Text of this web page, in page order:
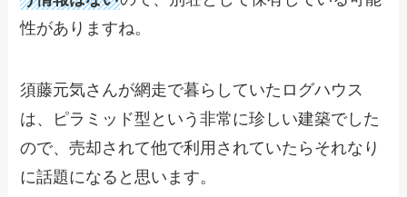
性がありますね。
須藤元気さんが網走で暮らしていたログハウス
は、ピラミッド型という非常に珍しい建築でした
ので、売却されて他で利用されていたらそれなり
に話題になると思います。